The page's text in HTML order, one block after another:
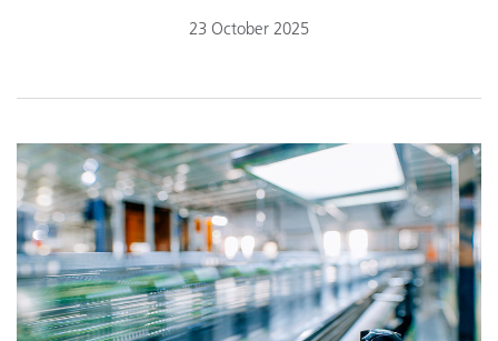
23 October 2025